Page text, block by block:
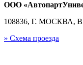
ООО
108836, Г. МОСКВА,
» Схема проезда